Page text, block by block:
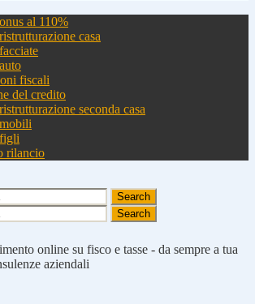
al 110%
casa
fiscali
del credito
seconda casa
rilancio
online su fisco e tasse - da sempre a tua
aziendali